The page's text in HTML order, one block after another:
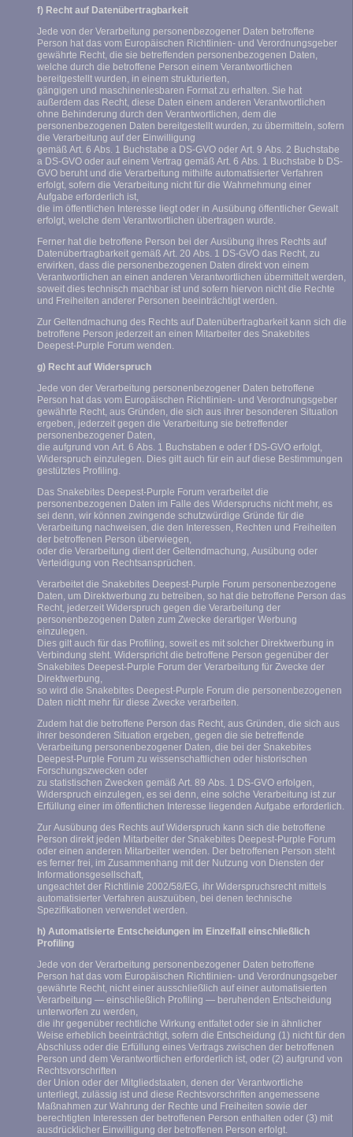
f) Recht auf Datenübertragbarkeit
Jede von der Verarbeitung personenbezogener Daten betroffene
Person hat das vom Europäischen Richtlinien- und Verordnungsgeber
gewährte Recht, die sie betreffenden personenbezogenen Daten,
welche durch die betroffene Person einem Verantwortlichen
bereitgestellt wurden, in einem strukturierten,
gängigen und maschinenlesbaren Format zu erhalten. Sie hat
außerdem das Recht, diese Daten einem anderen Verantwortlichen
ohne Behinderung durch den Verantwortlichen, dem die
personenbezogenen Daten bereitgestellt wurden, zu übermitteln, sofern
die Verarbeitung auf der Einwilligung
gemäß Art. 6 Abs. 1 Buchstabe a DS-GVO oder Art. 9 Abs. 2 Buchstabe
a DS-GVO oder auf einem Vertrag gemäß Art. 6 Abs. 1 Buchstabe b DS-
GVO beruht und die Verarbeitung mithilfe automatisierter Verfahren
erfolgt, sofern die Verarbeitung nicht für die Wahrnehmung einer
Aufgabe erforderlich ist,
die im öffentlichen Interesse liegt oder in Ausübung öffentlicher Gewalt
erfolgt, welche dem Verantwortlichen übertragen wurde.
Ferner hat die betroffene Person bei der Ausübung ihres Rechts auf
Datenübertragbarkeit gemäß Art. 20 Abs. 1 DS-GVO das Recht, zu
erwirken, dass die personenbezogenen Daten direkt von einem
Verantwortlichen an einen anderen Verantwortlichen übermittelt werden,
soweit dies technisch machbar ist und sofern hiervon nicht die Rechte
und Freiheiten anderer Personen beeinträchtigt werden.
Zur Geltendmachung des Rechts auf Datenübertragbarkeit kann sich die
betroffene Person jederzeit an einen Mitarbeiter des Snakebites
Deepest-Purple Forum wenden.
g) Recht auf Widerspruch
Jede von der Verarbeitung personenbezogener Daten betroffene
Person hat das vom Europäischen Richtlinien- und Verordnungsgeber
gewährte Recht, aus Gründen, die sich aus ihrer besonderen Situation
ergeben, jederzeit gegen die Verarbeitung sie betreffender
personenbezogener Daten,
die aufgrund von Art. 6 Abs. 1 Buchstaben e oder f DS-GVO erfolgt,
Widerspruch einzulegen. Dies gilt auch für ein auf diese Bestimmungen
gestütztes Profiling.
Das Snakebites Deepest-Purple Forum verarbeitet die
personenbezogenen Daten im Falle des Widerspruchs nicht mehr, es
sei denn, wir können zwingende schutzwürdige Gründe für die
Verarbeitung nachweisen, die den Interessen, Rechten und Freiheiten
der betroffenen Person überwiegen,
oder die Verarbeitung dient der Geltendmachung, Ausübung oder
Verteidigung von Rechtsansprüchen.
Verarbeitet die Snakebites Deepest-Purple Forum personenbezogene
Daten, um Direktwerbung zu betreiben, so hat die betroffene Person das
Recht, jederzeit Widerspruch gegen die Verarbeitung der
personenbezogenen Daten zum Zwecke derartiger Werbung
einzulegen.
Dies gilt auch für das Profiling, soweit es mit solcher Direktwerbung in
Verbindung steht. Widerspricht die betroffene Person gegenüber der
Snakebites Deepest-Purple Forum der Verarbeitung für Zwecke der
Direktwerbung,
so wird die Snakebites Deepest-Purple Forum die personenbezogenen
Daten nicht mehr für diese Zwecke verarbeiten.
Zudem hat die betroffene Person das Recht, aus Gründen, die sich aus
ihrer besonderen Situation ergeben, gegen die sie betreffende
Verarbeitung personenbezogener Daten, die bei der Snakebites
Deepest-Purple Forum zu wissenschaftlichen oder historischen
Forschungszwecken oder
zu statistischen Zwecken gemäß Art. 89 Abs. 1 DS-GVO erfolgen,
Widerspruch einzulegen, es sei denn, eine solche Verarbeitung ist zur
Erfüllung einer im öffentlichen Interesse liegenden Aufgabe erforderlich.
Zur Ausübung des Rechts auf Widerspruch kann sich die betroffene
Person direkt jeden Mitarbeiter der Snakebites Deepest-Purple Forum
oder einen anderen Mitarbeiter wenden. Der betroffenen Person steht
es ferner frei, im Zusammenhang mit der Nutzung von Diensten der
Informationsgesellschaft,
ungeachtet der Richtlinie 2002/58/EG, ihr Widerspruchsrecht mittels
automatisierter Verfahren auszuüben, bei denen technische
Spezifikationen verwendet werden.
h) Automatisierte Entscheidungen im Einzelfall einschließlich
Profiling
Jede von der Verarbeitung personenbezogener Daten betroffene
Person hat das vom Europäischen Richtlinien- und Verordnungsgeber
gewährte Recht, nicht einer ausschließlich auf einer automatisierten
Verarbeitung — einschließlich Profiling — beruhenden Entscheidung
unterworfen zu werden,
die ihr gegenüber rechtliche Wirkung entfaltet oder sie in ähnlicher
Weise erheblich beeinträchtigt, sofern die Entscheidung (1) nicht für den
Abschluss oder die Erfüllung eines Vertrags zwischen der betroffenen
Person und dem Verantwortlichen erforderlich ist, oder (2) aufgrund von
Rechtsvorschriften
der Union oder der Mitgliedstaaten, denen der Verantwortliche
unterliegt, zulässig ist und diese Rechtsvorschriften angemessene
Maßnahmen zur Wahrung der Rechte und Freiheiten sowie der
berechtigten Interessen der betroffenen Person enthalten oder (3) mit
ausdrücklicher Einwilligung der betroffenen Person erfolgt.